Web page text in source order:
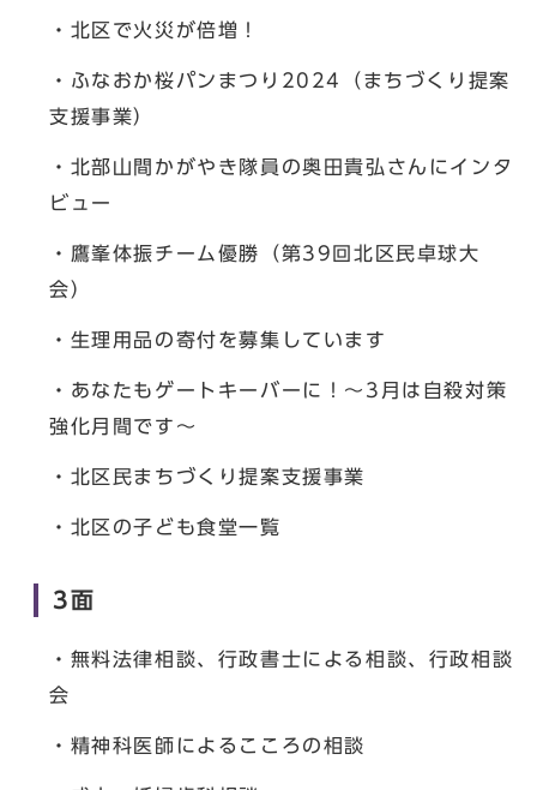
・北区で火災が倍増！
・ふなおか桜パンまつり2024（まちづくり提案
支援事業）
・北部山間かがやき隊員の奥田貴弘さんにインタ
ビュー
・鷹峯体振チーム優勝（第39回北区民卓球大
会）
・生理用品の寄付を募集しています
・あなたもゲートキーバーに！～3月は自殺対策
強化月間です～
・北区民まちづくり提案支援事業
・北区の子ども食堂一覧
3面
・無料法律相談、行政書士による相談、行政相談
会
・精神科医師によるこころの相談